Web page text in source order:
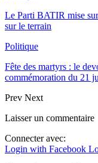
Le Parti BATIR mise
sur le terrain
Politique
Fête des martyrs : le
commémoration du 21
Prev Next
Laisser un commentaire
Connecter avec:
Login with Facebook